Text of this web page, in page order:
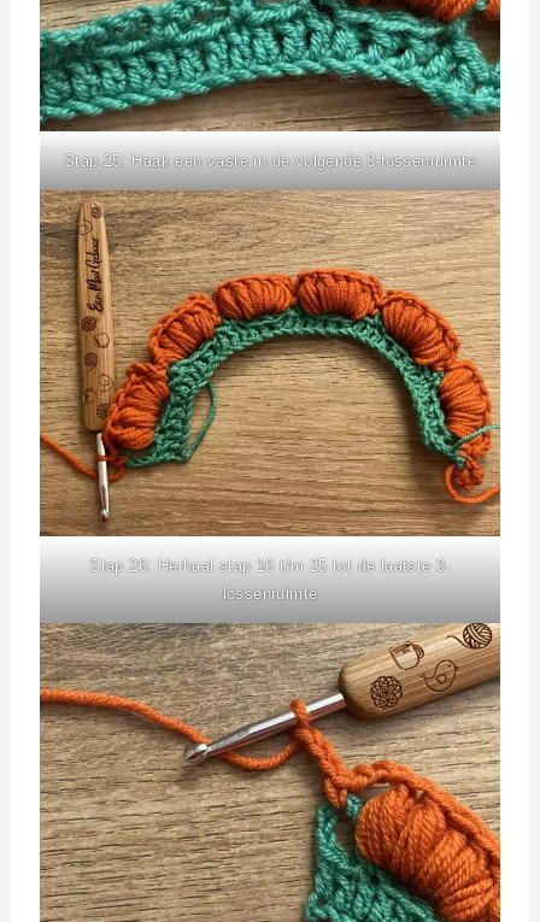
Stap 25: Haak een vaste in de volgende 3-lossenruimte
Stap 26: Herhaal stap 16 t/m 25 tot de laatste 3-
lossenruimte